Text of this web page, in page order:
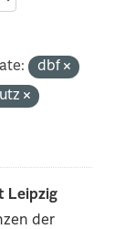
dbf
Leipzig
der